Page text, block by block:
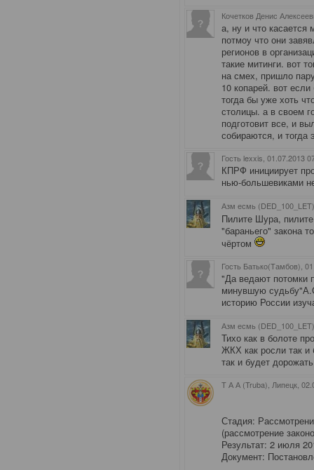
Кочетков Денис
а, ну и что
потмоу что они
регионов в
такие митинги. вот
на смех, пришло
10 копарей. вот
тогда бы уже хоть
столицы. а в своем
подготовит все, и
собираются, и тогда
Гость lexxis , 01.07.2013
КПРФ инициирует
нью-большевиками
Азм есмь
Пилите Шура,
"бараньего" закона
чёртом
Гость Батько(Тамбов) ,
"Да ведают потомки
минувшую
историю России
Азм есмь
Тихо как в болоте
ЖКХ как росли так и
так и будет
Т А А (Truba), Липецк ,
Стадия:
(рассмотрение
Результат: 2 июля
Документ: